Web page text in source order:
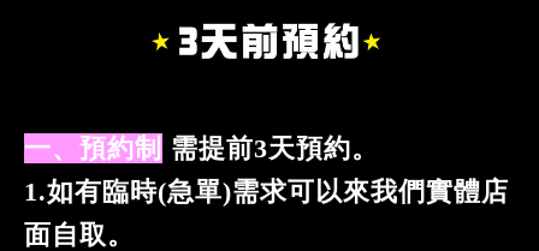
一、預約制 需提前3天預約。
1.如有臨時(急單)需求可以來我們實體店
面自取。